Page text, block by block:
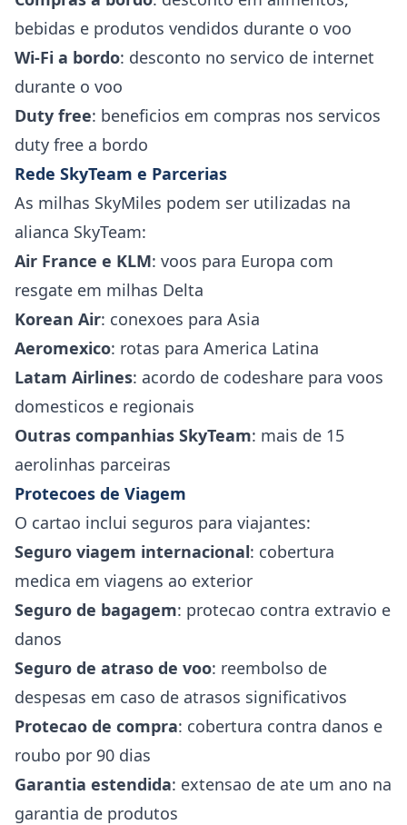
bebidas e produtos vendidos durante o voo
Wi-Fi a bordo: desconto no servico de internet
durante o voo
Duty free: beneficios em compras nos servicos
duty free a bordo
Rede SkyTeam e Parcerias
As milhas SkyMiles podem ser utilizadas na
alianca SkyTeam:
Air France e KLM: voos para Europa com
resgate em milhas Delta
Korean Air: conexoes para Asia
Aeromexico: rotas para America Latina
Latam Airlines: acordo de codeshare para voos
domesticos e regionais
Outras companhias SkyTeam: mais de 15
aerolinhas parceiras
Protecoes de Viagem
O cartao inclui seguros para viajantes:
Seguro viagem internacional: cobertura
medica em viagens ao exterior
Seguro de bagagem: protecao contra extravio e
danos
Seguro de atraso de voo: reembolso de
despesas em caso de atrasos significativos
Protecao de compra: cobertura contra danos e
roubo por 90 dias
Garantia estendida: extensao de ate um ano na
garantia de produtos